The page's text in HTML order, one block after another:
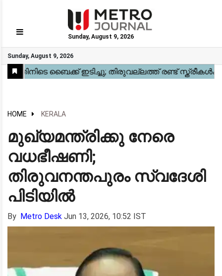
Sunday, August 9, 2026
Sunday, August 9, 2026
GO
Home
Kerala
National
Gulf
World
Sports
Movies
Health
Automobile
Travel
Education
Novel
Business
Technology
Webstory
HOME KERALA
മുഖ്യമന്ത്രിക്കു നേരെ
വധഭീഷണി;
തിരുവനന്തപുരം സ്വദേശി
പിടിയിൽ
By Metro Desk Jun 13, 2026, 10:52 IST